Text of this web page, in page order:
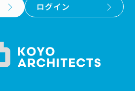
ログイン